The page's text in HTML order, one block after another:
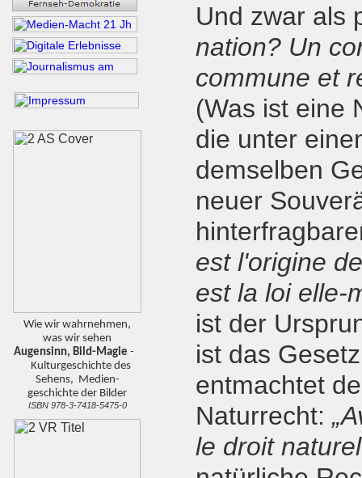
Wie wir wahrnehmen,
was wir sehen
Augensinn, Bild-Magie -
Kulturgeschichte des
Sehens, Medien-
geschichte der Bilder
ISBN 978-3-7418-5475-0
Und zwar als
nation? Un
commune et
(Was ist eine
die unter
demselben
neuer
est l'origine
est la loi elle-
ist der
ist das
entmachtet
Naturrecht:
le droit